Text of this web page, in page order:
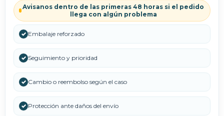
Avisanos dentro de las primeras 48 horas si el pedido
llega con algún problema
✓ Embalaje reforzado
✓ Seguimiento y prioridad
✓ Cambio o reembolso según el caso
✓ Protección ante daños del envío